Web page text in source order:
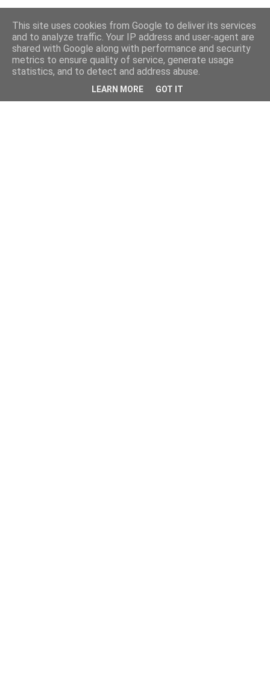
This site uses cookies from Google to deliver its services
and to analyze traffic. Your IP address and user-agent are
shared with Google along with performance and security
metrics to ensure quality of service, generate usage
statistics, and to detect and address abuse.
LEARN MORE GOT IT